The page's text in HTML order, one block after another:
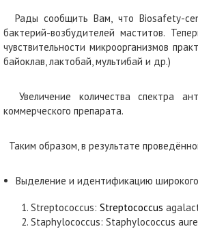
Рады сообщить Вам, что Biosafety-
бактерий-возбудителей маститов.
чувствительности микроорганизмов
байоклав, лактобай, мультибай и др.)
Увеличение количества спектра
коммерческого препарата.
Таким образом, в результате
Выделение и идентификацию
Streptococcus: Streptococcus
Staphylococcus: Staphylococcus